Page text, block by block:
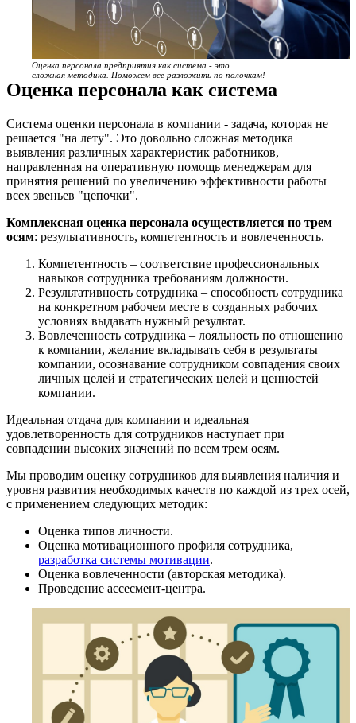
Оценка персонала предприятия как система - это
сложная методика. Поможем все разложить по полочкам!
Оценка персонала как система
Система оценки персонала в компании - задача, которая не
решается "на лету". Это довольно сложная методика
выявления различных характеристик работников,
направленная на оперативную помощь менеджерам для
принятия решений по увеличению эффективности работы
всех звеньев "цепочки".
Комплексная оценка персонала осуществляется по трем
осям: результативность, компетентность и вовлеченность.
Компетентность – соответствие профессиональных
навыков сотрудника требованиям должности.
Результативность сотрудника – способность сотрудника
на конкретном рабочем месте в созданных рабочих
условиях выдавать нужный результат.
Вовлеченность сотрудника – лояльность по отношению
к компании, желание вкладывать себя в результаты
компании, осознавание сотрудником совпадения своих
личных целей и стратегических целей и ценностей
компании.
Идеальная отдача для компании и идеальная
удовлетворенность для сотрудников наступает при
совпадении высоких значений по всем трем осям.
Мы проводим оценку сотрудников для выявления наличия и
уровня развития необходимых качеств по каждой из трех осей,
с применением следующих методик:
Оценка типов личности.
Оценка мотивационного профиля сотрудника,
разработка системы мотивации.
Оценка вовлеченности (авторская методика).
Проведение ассеcмент-центра.